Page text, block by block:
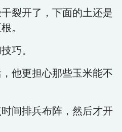
裂开了，下面的土还是
。
巧。
他更担心那些玉米能不
间排兵布阵，然后才开